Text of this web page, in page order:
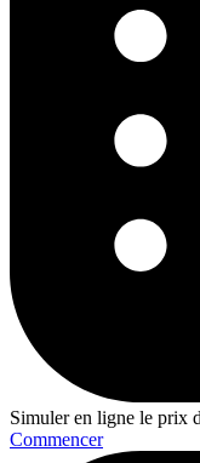
Simuler en ligne le prix
Commencer